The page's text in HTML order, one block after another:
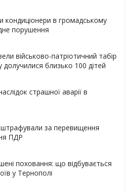
кондиціонери в громадському
порушення
військово-патріотичний табір
долучилися близько 100 дітей
страшної аварії в
за перевищення
ПДР
поховання: що відбувається
у Тернополі